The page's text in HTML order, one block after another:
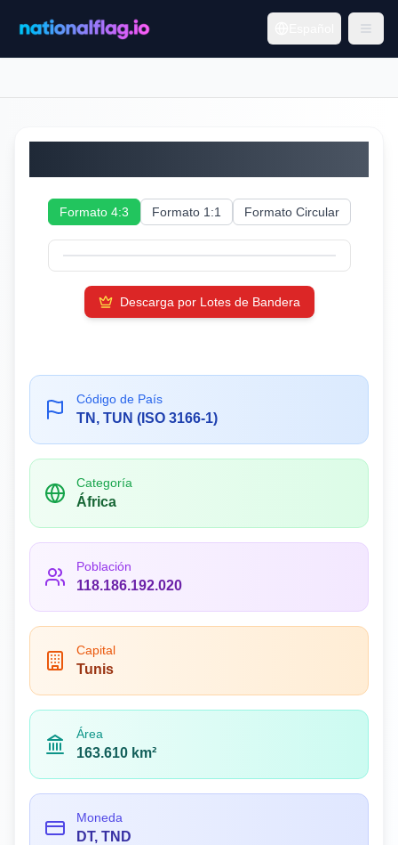
Formato 4:3 Formato 1:1 Formato Circular
Descarga por Lotes de Bandera
Código de País
TN, TUN (ISO 3166-1)
Categoría
África
Población
118.186.192.020
Capital
Tunis
Área
163.610 km²
Moneda
DT, TND